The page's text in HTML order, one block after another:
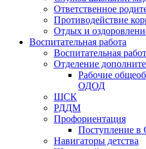
Ответственное
Противодействие
Отдых и
Воспитательная работа
Воспитательная
Отделение
Рабочие
ОДОД
ШСК
РДДМ
Профориентация
Поступление
Навигаторы детства